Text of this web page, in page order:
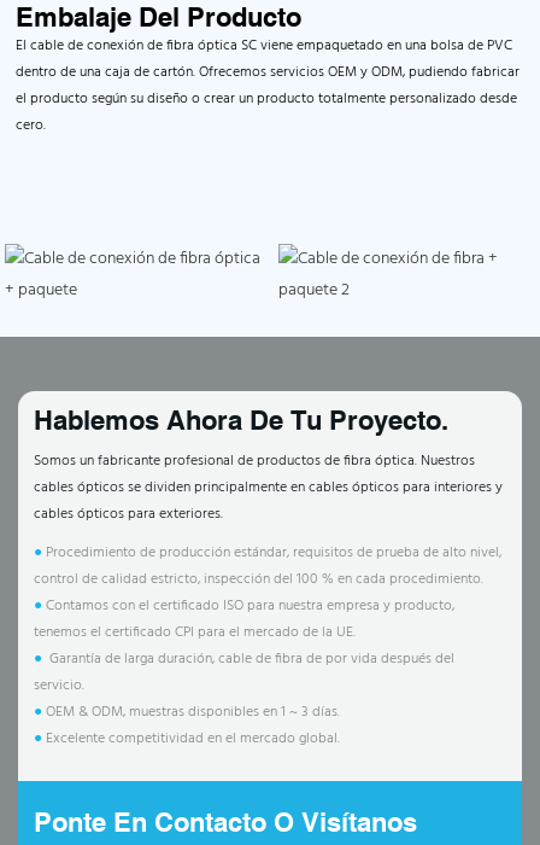
Embalaje Del Producto
El cable de conexión de fibra óptica SC viene empaquetado en una bolsa de PVC
dentro de una caja de cartón. Ofrecemos servicios OEM y ODM, pudiendo fabricar
el producto según su diseño o crear un producto totalmente personalizado desde
cero.
Hablemos Ahora De Tu Proyecto.
Somos un fabricante profesional de productos de fibra óptica. Nuestros
cables ópticos se dividen principalmente en cables ópticos para interiores y
cables ópticos para exteriores.
● Procedimiento de producción estándar, requisitos de prueba de alto nivel,
control de calidad estricto, inspección del 100 % en cada procedimiento.
●Contamos con el certificado ISO para nuestra empresa y producto,
tenemos el certificado CPI para el mercado de la UE.
● Garantía de larga duración, cable de fibra de por vida después del
servicio.
●OEM & ODM, muestras disponibles en 1 ~ 3 días.
● Excelente competitividad en el mercado global.
Ponte En Contacto O Visítanos